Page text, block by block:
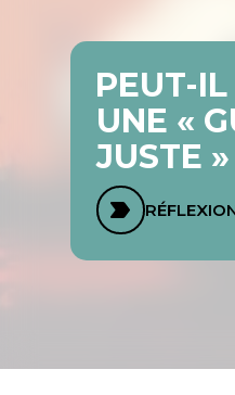
PEUT-
UNE «
JUSTE